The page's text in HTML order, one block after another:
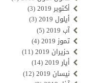
أكتوبر 2019
(3)
أيلول 2019
(3)
آب 2019
(5)
تموز 2019
(4)
حزيران 2019
(11)
أيار 2019
(14)
نيسان 2019
(12)